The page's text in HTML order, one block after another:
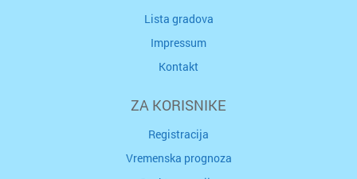
Lista gradova
Impressum
Kontakt
ZA KORISNIKE
Registracija
Vremenska prognoza